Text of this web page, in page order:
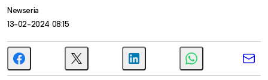
Newseria
13-02-2024 08:15